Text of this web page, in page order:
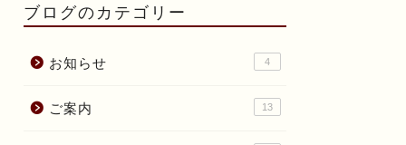
ブログのカテゴリー
お知らせ 4
ご案内 13